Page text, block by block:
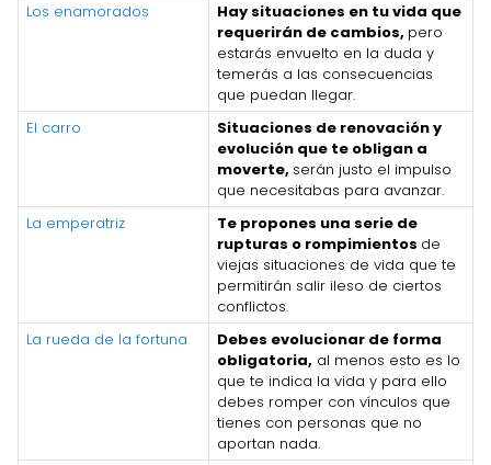
Los enamorados
Hay situaciones en tu vida que
requerirán de cambios, pero
estarás envuelto en la duda y
temerás a las consecuencias
que puedan llegar.
El carro
Situaciones de renovación y
evolución que te obligan a
moverte, serán justo el impulso
que necesitabas para avanzar.
La emperatriz
Te propones una serie de
rupturas o rompimientos de
viejas situaciones de vida que te
permitirán salir ileso de ciertos
conflictos.
La rueda de la fortuna
Debes evolucionar de forma
obligatoria, al menos esto es lo
que te indica la vida y para ello
debes romper con vínculos que
tienes con personas que no
aportan nada.